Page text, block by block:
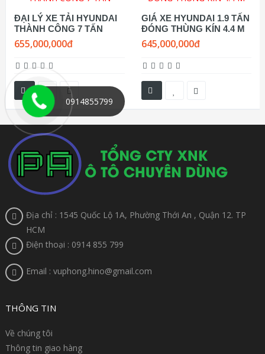
ĐẠI LÝ XE TẢI HYUNDAI
THÀNH CÔNG 7 TẤN
655,000,000đ
GIÁ XE HYUNDAI 1.9 TẤN
ĐÓNG THÙNG KÍN 4.4 M
645,000,000đ
Địa chỉ : 1545 Quốc Lộ 1A, Phường Thới An , Quận 12. TP
HCM
Điện thoại : 0914 855 799
Email : vuphong.hino@gmail.com
THÔNG TIN
Về chúng tôi
Thông tin giao hàng
0914855799